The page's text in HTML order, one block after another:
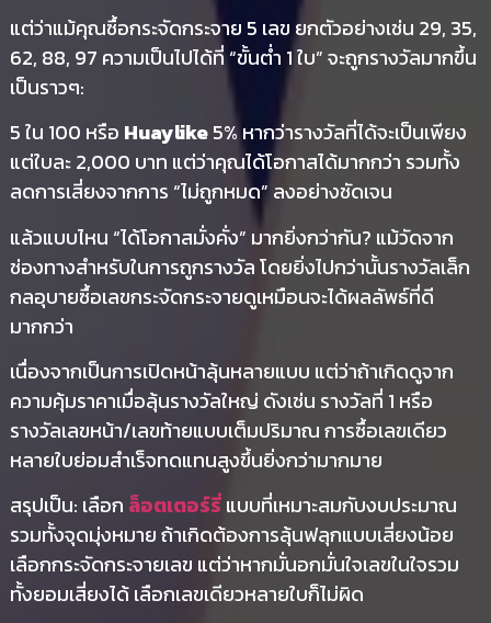
แต่ว่าแม้คุณซื้อกระจัดกระจาย 5 เลข ยกตัวอย่างเช่น 29, 35,
62, 88, 97 ความเป็นไปได้ที่ “ขั้นต่ำ 1 ใบ” จะถูกรางวัลมากขึ้น
เป็นราวๆ:
5 ใน 100 หรือ Huaylike5% หากว่ารางวัลที่ได้จะเป็นเพียง
แต่ใบละ 2,000 บาท แต่ว่าคุณได้โอกาสได้มากกว่า รวมทั้ง
ลดการเสี่ยงจากการ “ไม่ถูกหมด” ลงอย่างชัดเจน
แล้วแบบไหน “ได้โอกาสมั่งคั่ง” มากยิ่งกว่ากัน? แม้วัดจาก
ช่องทางสำหรับในการถูกรางวัล โดยยิ่งไปกว่านั้นรางวัลเล็ก
กลอุบายซื้อเลขกระจัดกระจายดูเหมือนจะได้ผลลัพธ์ที่ดี
มากกว่า
เนื่องจากเป็นการเปิดหน้าลุ้นหลายแบบ แต่ว่าถ้าเกิดดูจาก
ความคุ้มราคาเมื่อลุ้นรางวัลใหญ่ ดังเช่น รางวัลที่ 1 หรือ
รางวัลเลขหน้า/เลขท้ายแบบเต็มปริมาณ การซื้อเลขเดียว
หลายใบย่อมสำเร็จทดแทนสูงขึ้นยิ่งกว่ามากมาย
สรุปเป็น: เลือก ล็อตเตอร์รี่แบบที่เหมาะสมกับงบประมาณ
รวมทั้งจุดมุ่งหมาย ถ้าเกิดต้องการลุ้นฟลุกแบบเสี่ยงน้อย
เลือกกระจัดกระจายเลข แต่ว่าหากมั่นอกมั่นใจเลขในใจรวม
ทั้งยอมเสี่ยงได้ เลือกเลขเดียวหลายใบก็ไม่ผิด